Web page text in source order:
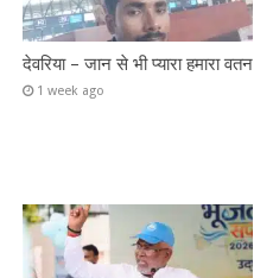
देवरिया – जान से भी प्यारा हमारा वतन
1 week ago